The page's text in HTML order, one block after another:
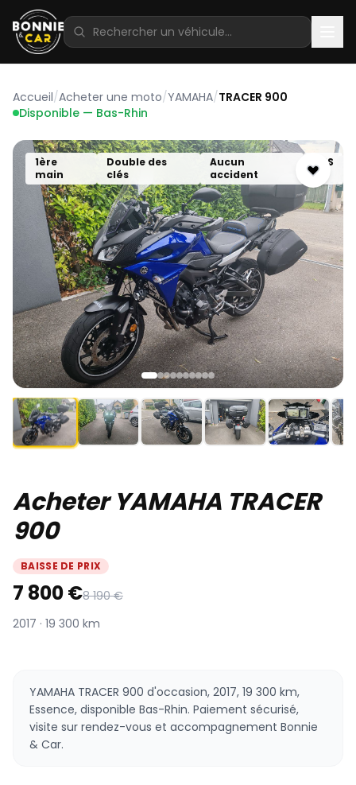
Accueil/Acheter une moto/YAMAHA/TRACER 900
Disponible — Bas-Rhin
1ère
main
Double des
clés
Aucun
accident
ABS
Acheter YAMAHA TRACER
900
BAISSE DE PRIX
7 800 €8 190 €
2017 · 19 300 km
YAMAHA TRACER 900 d'occasion, 2017, 19 300 km,
Essence, disponible Bas-Rhin. Paiement sécurisé,
visite sur rendez-vous et accompagnement Bonnie
& Car.